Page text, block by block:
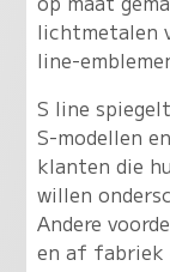
lichtmetalen
line-
S line
S-modellen
klanten die
willen
Andere
en af fabriek